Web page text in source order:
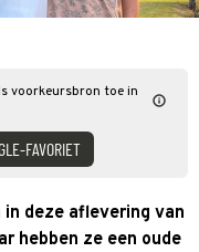
voorkeursbron toe in
FAVORIET
deze aflevering van
hebben ze een oude